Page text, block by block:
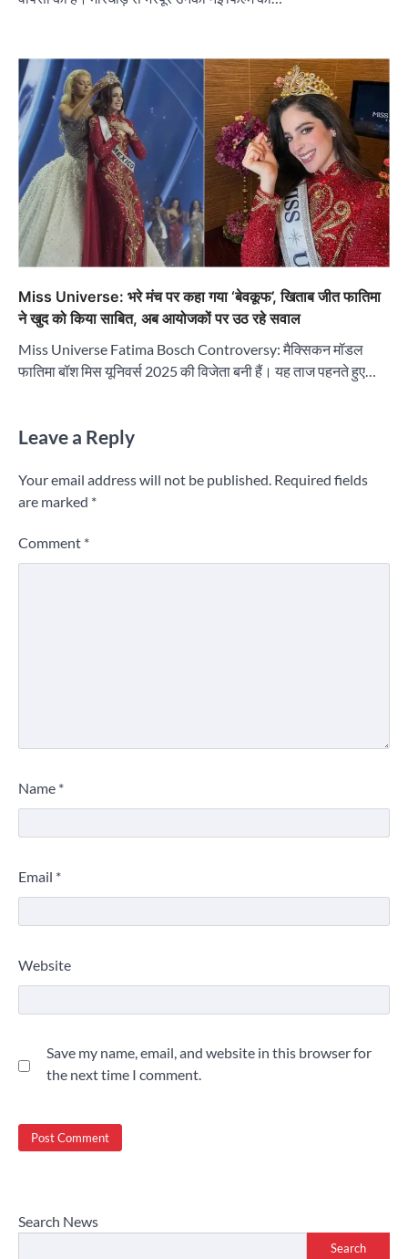
Miss Universe: भरे मंच पर कहा गया ‘बेवकूफ’, खिताब जीत फातिमा
ने खुद को किया साबित, अब आयोजकों पर उठ रहे सवाल
Miss Universe Fatima Bosch Controversy: मैक्सिकन मॉडल
फातिमा बॉश मिस यूनिवर्स 2025 की विजेता बनी हैं। यह ताज पहनते हुए…
Leave a Reply
Your email address will not be published. Required fields
are marked *
Comment *
Name *
Email *
Website
Save my name, email, and website in this browser for
the next time I comment.
Search News
Search